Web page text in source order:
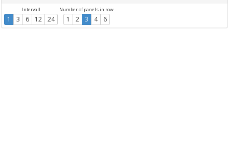
Intervall
1 3 6 12 24
Number of panels in row
1 2 3 4 6